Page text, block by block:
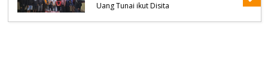
Uang Tunai ikut Disita